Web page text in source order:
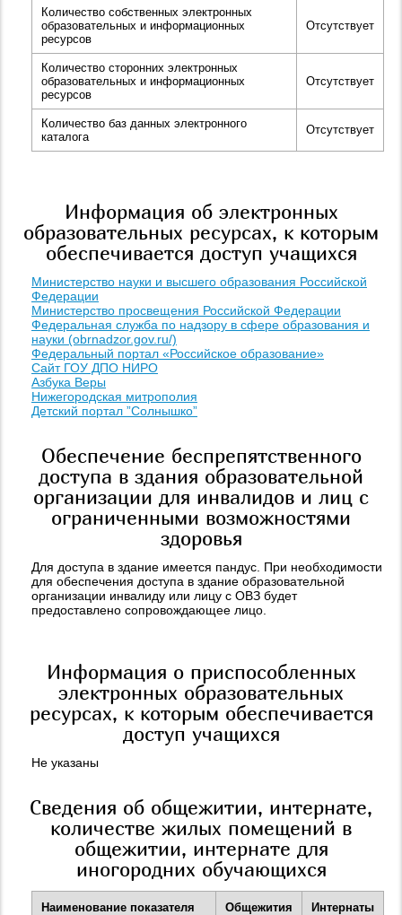
Количество собственных электронных
образовательных и информационных
ресурсов
Отсутствует
Количество сторонних электронных
образовательных и информационных
ресурсов
Отсутствует
Количество баз данных электронного
каталога
Отсутствует
Информация об электронных
образовательных ресурсах, к которым
обеспечивается доступ учащихся
Министерство науки и высшего образования Российской
Федерации
Министерство просвещения Российской Федерации
Федеральная служба по надзору в сфере образования и
науки (obrnadzor.gov.ru/)
Федеральный портал «Российское образование»
Сайт ГОУ ДПО НИРО
Азбука Веры
Нижегородская митрополия
Детский портал ”Солнышко”
Обеспечение беспрепятственного
доступа в здания образовательной
организации для инвалидов и лиц с
ограниченными возможностями
здоровья
Для доступа в здание имеется пандус. При необходимости
для обеспечения доступа в здание образовательной
организации инвалиду или лицу с ОВЗ будет
предоставлено сопровождающее лицо.
Информация о приспособленных
электронных образовательных
ресурсах, к которым обеспечивается
доступ учащихся
Не указаны
Сведения об общежитии, интернате,
количестве жилых помещений в
общежитии, интернате для
иногородних обучающихся
Наименование показателя Общежития Интернаты